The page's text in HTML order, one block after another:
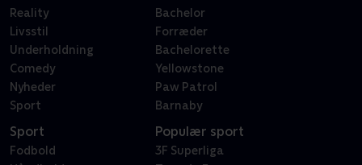
Reality
Livsstil
Underholdning
Comedy
Nyheder
Sport
Bachelor
Forræder
Bachelorette
Yellowstone
Paw Patrol
Barnaby
Sport
Fodbold
Populær sport
3F Superliga